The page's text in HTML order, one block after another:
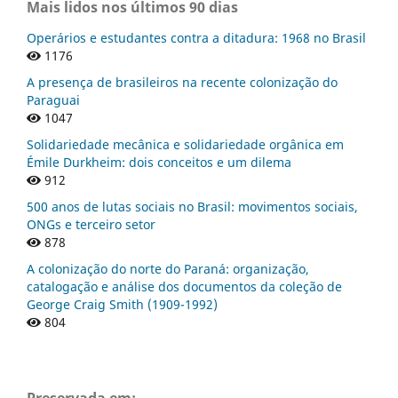
Mais lidos nos últimos 90 dias
Operários e estudantes contra a ditadura: 1968 no Brasil
1176
A presença de brasileiros na recente colonização do
Paraguai
1047
Solidariedade mecânica e solidariedade orgânica em
Émile Durkheim: dois conceitos e um dilema
912
500 anos de lutas sociais no Brasil: movimentos sociais,
ONGs e terceiro setor
878
A colonização do norte do Paraná: organização,
catalogação e análise dos documentos da coleção de
George Craig Smith (1909-1992)
804